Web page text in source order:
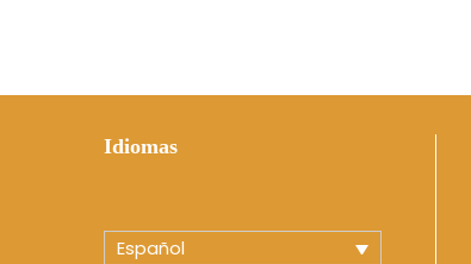
Idiomas
Español